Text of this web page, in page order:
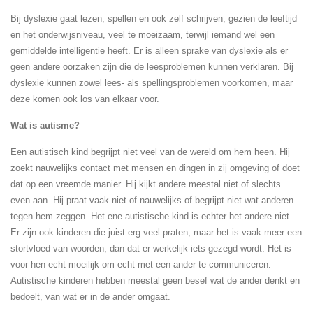
Bij dyslexie gaat lezen, spellen en ook zelf schrijven, gezien de leeftijd
en het onderwijsniveau, veel te moeizaam, terwijl iemand wel een
gemiddelde intelligentie heeft. Er is alleen sprake van dyslexie als er
geen andere oorzaken zijn die de leesproblemen kunnen verklaren. Bij
dyslexie kunnen zowel lees- als spellingsproblemen voorkomen, maar
deze komen ook los van elkaar voor.
Wat is autisme?
Een autistisch kind begrijpt niet veel van de wereld om hem heen. Hij
zoekt nauwelijks contact met mensen en dingen in zij omgeving of doet
dat op een vreemde manier. Hij kijkt andere meestal niet of slechts
even aan. Hij praat vaak niet of nauwelijks of begrijpt niet wat anderen
tegen hem zeggen. Het ene autistische kind is echter het andere niet.
Er zijn ook kinderen die juist erg veel praten, maar het is vaak meer een
stortvloed van woorden, dan dat er werkelijk iets gezegd wordt. Het is
voor hen echt moeilijk om echt met een ander te communiceren.
Autistische kinderen hebben meestal geen besef wat de ander denkt en
bedoelt, van wat er in de ander omgaat.